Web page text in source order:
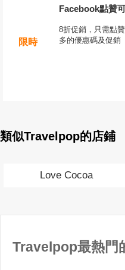
限時
Facebook點贊
8折促銷，只需點
多的優惠碼及促銷
類似Travelpop的店鋪
Love Cocoa
Travelpop最熱門